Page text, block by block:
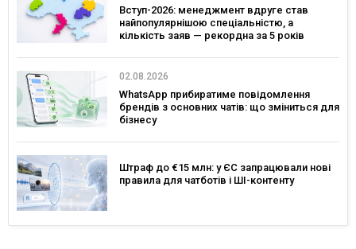
Вступ-2026: менеджмент вдруге став
найпопулярнішою спеціальністю, а
кількість заяв — рекордна за 5 років
02.08.2026
WhatsApp прибиратиме повідомлення
брендів з основних чатів: що зміниться для
бізнесу
Штраф до €15 млн: у ЄС запрацювали нові
правила для чатботів і ШІ-контенту